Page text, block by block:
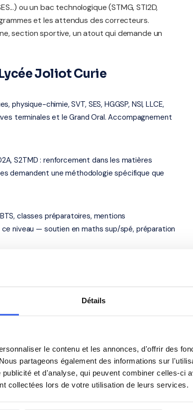
Détails
le contenu et les annonces, d'offrir des
partageons également des informations sur
et d'analyse, qui peuvent combiner celles-ci
collectées lors de votre utilisation de leurs services.
ou un bac technologique (STMG, STI2D,
et les attendus des correcteurs.
section sportive, un atout qui demande un
Joliot Curie
chimie, SVT, SES, HGGSP, NSI, LLCE,
terminales et le Grand Oral. Accompagnement
S2TMD : renforcement dans les matières
demandent une méthodologie spécifique que
classes préparatoires, mentions
niveau — soutien en maths sup/spé, préparation
de Rennes
(35703). Notre organisme partenaire
ouvrent droit au
crédit d'impôt de 50%
du Lycée Joliot Curie
Anglais